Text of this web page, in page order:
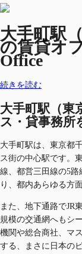
大手町駅
の賃貸オ
Office
続きを読む
大手町駅（東
ス・貸事務所
大手町駅は、東京都
ス街の中心駅です。
線、都営三田線の5
り、都内あらゆる方
また、地下通路でJR
規模の交通網へもシ
機関や総合商社、マ
する、まさに日本の